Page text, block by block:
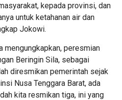
kepada provinsi, dan
untuk ketahanan air dan
Jokowi.
mengungkapkan, peresmian
Beringin Sila, sebagai
diresmikan pemerintah sejak
Nusa Tenggara Barat, ada
kita resmikan tiga, ini yang